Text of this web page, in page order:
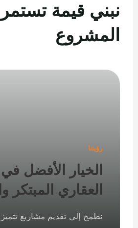
نبني قيمة تستمر
المشروع
رؤيتنا
الخيار الأفضل في
العقاري المبتكر
نطمح إلى تقديم مشاريع تتميز